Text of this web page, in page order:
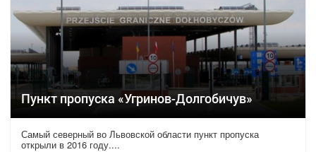
Пункт пропуска «Угринов-Долгобичув»
Самый северный во Львовской области пункт пропуска
открыли в 2016 году....